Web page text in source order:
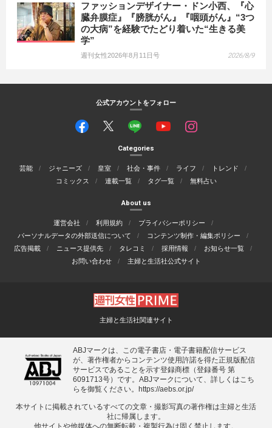
ファッションデザイナー・ドン小西、『心
臓弁膜症』『膀胱がん』『咽頭がん』“3つ
の大病”を経験でたどり着いた“生きる美
学”
週刊女性2026年8月11日号 2026/8/9
公式アカウントをフォロー
Categories
芸能 ジャニーズ 皇室 社会・事件 ライフ
トレンド
コミックス
連載一覧 タグ一覧 無料占い
About us
運営会社 利用規約
プライバシーポリシー
パーソナルデータの外部送信について
コンテンツ制作・編集ポリシー
広告掲載
ニュース提供先 タレコミ 採用情報
お知らせ一覧
お問い合わせ
主婦と生活社公式サイト
主婦と生活社関連サイト
ABJマークは、この電子書店・電子書籍配信サービス
が、著作権者からコンテンツ使用許諾を得た正規版配信
サービスであることを示す登録商標（登録番号 第
6091713号）です。ABJマークについて、詳しくはこち
らを御覧ください。
https://aebs.or.jp/
本サイトに掲載されているすべての⽂章・撮影写真の著作権は主婦と⽣活
社に帰属します。
他サイトや他媒体への無断転載・複製⾏為は固く禁⽌します。